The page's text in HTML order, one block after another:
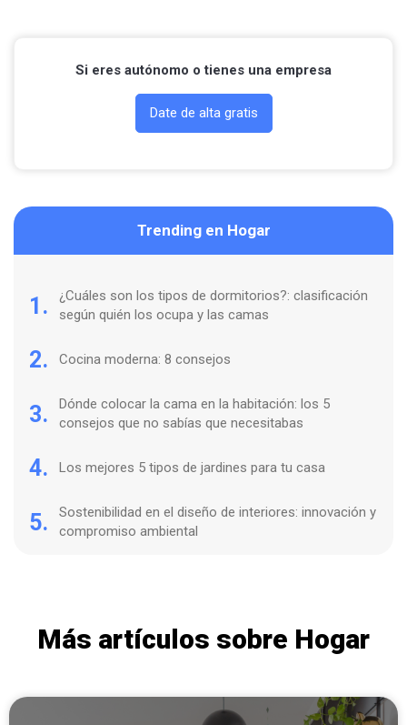
Si eres autónomo o tienes una empresa
Date de alta gratis
Trending en Hogar
1.
¿Cuáles son los tipos de dormitorios?: clasificación
según quién los ocupa y las camas
2. Cocina moderna: 8 consejos
3.
Dónde colocar la cama en la habitación: los 5
consejos que no sabías que necesitabas
4. Los mejores 5 tipos de jardines para tu casa
5.
Sostenibilidad en el diseño de interiores: innovación y
compromiso ambiental
Más artículos sobre Hogar